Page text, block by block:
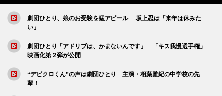
劇団ひとり、娘のお受験を猛アピール 坂上忍は「来年は休みた
い」
劇団ひとり「アドリブは、かまないんです」 「キス我慢選手権」
映画化第２弾が公開
“デビクロくん”の声は劇団ひとり 主演・相葉雅紀の中学校の先
輩！